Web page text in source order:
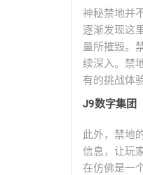
神秘禁地并
逐渐发现这
量所摧毁。
续深入。禁
有的挑战体验
J9数字集团
此外，禁地
信息，让玩
在仿佛是一